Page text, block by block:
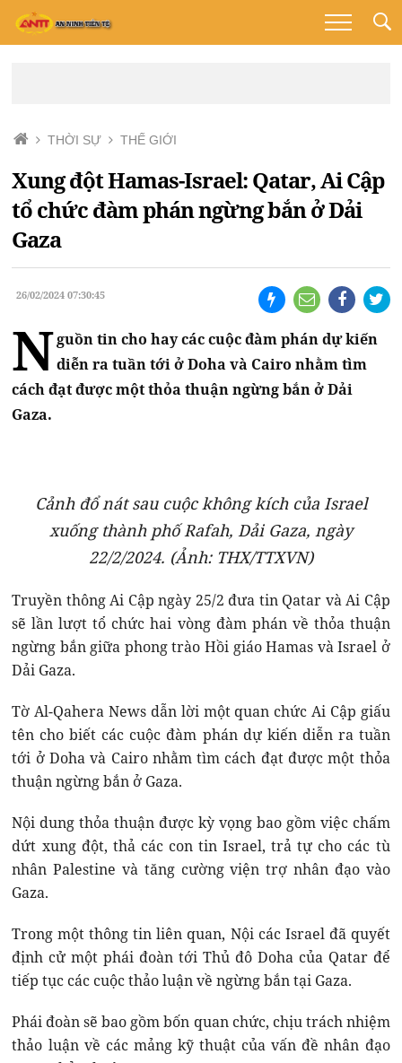
THỜI SỰ THẾ GIỚI
Xung đột Hamas-Israel: Qatar, Ai Cập
tổ chức đàm phán ngừng bắn ở Dải
Gaza
26/02/2024 07:30:45
Nguồn tin cho hay các cuộc đàm phán dự kiến
diễn ra tuần tới ở Doha và Cairo nhằm tìm
cách đạt được một thỏa thuận ngừng bắn ở Dải
Gaza.
Cảnh đổ nát sau cuộc không kích của Israel
xuống thành phố Rafah, Dải Gaza, ngày
22/2/2024. (Ảnh: THX/TTXVN)
Truyền thông Ai Cập ngày 25/2 đưa tin Qatar và Ai Cập
sẽ lần lượt tổ chức hai vòng đàm phán về thỏa thuận
ngừng bắn giữa phong trào Hồi giáo Hamas và Israel ở
Dải Gaza.
Tờ Al-Qahera News dẫn lời một quan chức Ai Cập giấu
tên cho biết các cuộc đàm phán dự kiến diễn ra tuần
tới ở Doha và Cairo nhằm tìm cách đạt được một thỏa
thuận ngừng bắn ở Gaza.
Nội dung thỏa thuận được kỳ vọng bao gồm việc chấm
dứt xung đột, thả các con tin Israel, trả tự cho các tù
nhân Palestine và tăng cường viện trợ nhân đạo vào
Gaza.
Trong một thông tin liên quan, Nội các Israel đã quyết
định cử một phái đoàn tới Thủ đô Doha của Qatar để
tiếp tục các cuộc thảo luận về ngừng bắn tại Gaza.
Phái đoàn sẽ bao gồm bốn quan chức, chịu trách nhiệm
thảo luận về các mảng kỹ thuật của vấn đề nhân đạo